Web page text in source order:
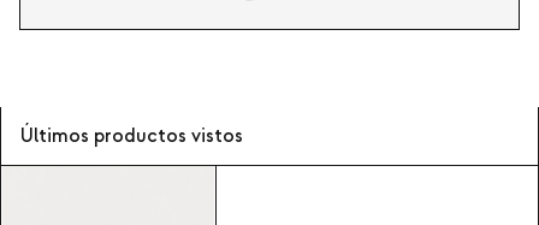
Últimos productos vistos